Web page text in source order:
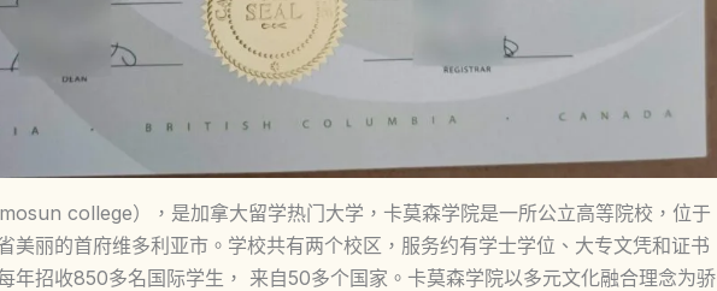
college），是加拿大留学热门大学，卡莫森学院是一所公立高等院校，位于
美丽的首府维多利亚市。学校共有两个校区，服务约有学士学位、大专文凭和证书
年招收850多名国际学生， 来自50多个国家。卡莫森学院以多元文化融合理念为骄